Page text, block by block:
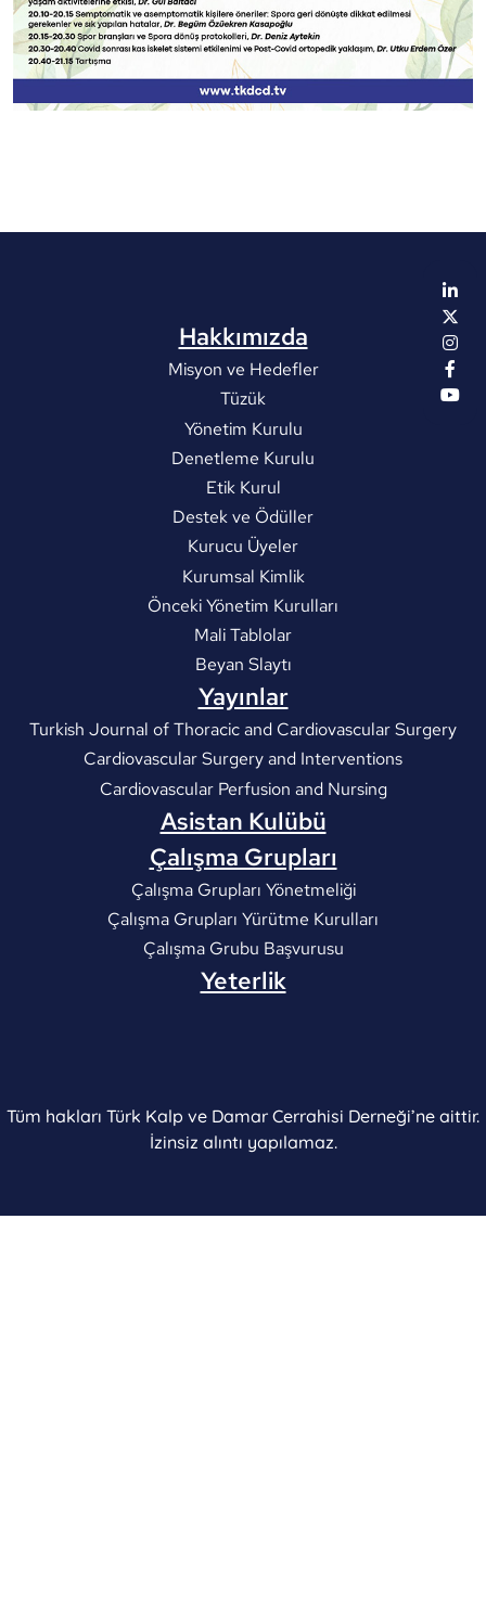
Hakkımızda
Misyon ve Hedefler
Tüzük
Yönetim Kurulu
Denetleme Kurulu
Etik Kurul
Destek ve Ödüller
Kurucu Üyeler
Kurumsal Kimlik
Önceki Yönetim Kurulları
Mali Tablolar
Beyan Slaytı
Yayınlar
Turkish Journal of Thoracic and Cardiovascular Surgery
Cardiovascular Surgery and Interventions
Cardiovascular Perfusion and Nursing
Asistan Kulübü
Çalışma Grupları
Çalışma Grupları Yönetmeliği
Çalışma Grupları Yürütme Kurulları
Çalışma Grubu Başvurusu
Yeterlik
Tüm hakları Türk Kalp ve Damar Cerrahisi Derneği’ne aittir.
İzinsiz alıntı yapılamaz.